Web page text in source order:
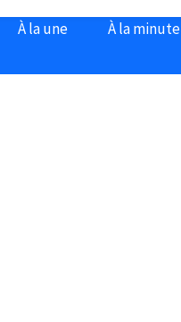
À la une À la minute